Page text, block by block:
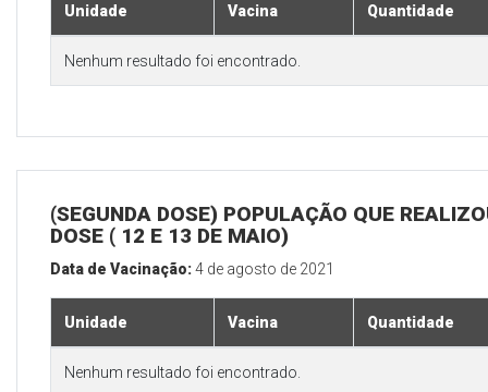
Unidade Vacina Quantidade
Nenhum resultado foi encontrado.
(SEGUNDA DOSE) POPULAÇÃO QUE
DOSE ( 12 E 13 DE MAIO)
Data de Vacinação:4 de agosto de 2021
Unidade Vacina Quantidade
Nenhum resultado foi encontrado.